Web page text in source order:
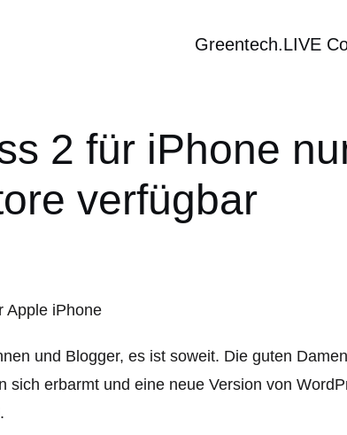
Greentech.LIVE
2 für iPhone
verfügbar
und Blogger, es ist soweit. Die guten
sich erbarmt und eine neue Version von